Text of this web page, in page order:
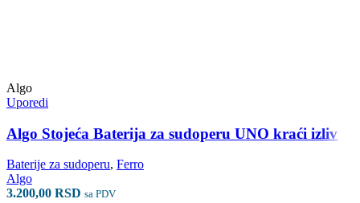
Algo
Uporedi
Algo Stojeća Baterija za sudoperu UNO kraći izliv
Baterije za sudoperu, Ferro
Algo
3.200,00 RSD sa PDV